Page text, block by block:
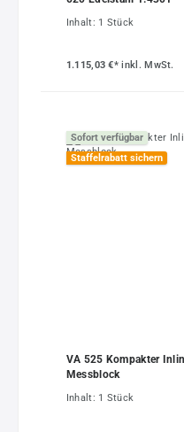
Inhalt: 1 Stück
1.115,03 €*inkl. MwSt.
Sofort verfügbar
Staffelrabatt sichern
VA 525 Kompakter
Messblock
Inhalt: 1 Stück